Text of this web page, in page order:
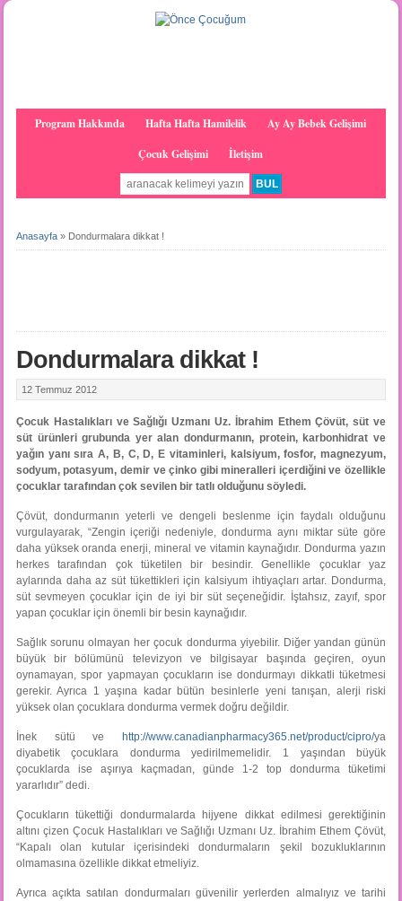
Program Hakkında Hafta Hafta Hamilelik
Ay Ay Bebek Gelişimi
Çocuk Gelişimi
İletişim
Anasayfa» Dondurmalara dikkat !
Dondurmalara dikkat !
12 Temmuz 2012
Çocuk Hastalıkları ve Sağlığı Uzmanı Uz. İbrahim Ethem Çövüt, süt ve
süt ürünleri grubunda yer alan dondurmanın, protein, karbonhidrat ve
yağın yanı sıra A, B, C, D, E vitaminleri, kalsiyum, fosfor, magnezyum,
sodyum, potasyum, demir ve çinko gibi mineralleri içerdiğini ve özellikle
çocuklar tarafından çok sevilen bir tatlı olduğunu söyledi.
Çövüt, dondurmanın yeterli ve dengeli beslenme için faydalı olduğunu
vurgulayarak, “Zengin içeriği nedeniyle, dondurma aynı miktar süte göre
daha yüksek oranda enerji, mineral ve vitamin kaynağıdır. Dondurma yazın
herkes tarafından çok tüketilen bir besindir. Genellikle çocuklar yaz
aylarında daha az süt tükettikleri için kalsiyum ihtiyaçları artar. Dondurma,
süt sevmeyen çocuklar için de iyi bir süt seçeneğidir. İştahsız, zayıf, spor
yapan çocuklar için önemli bir besin kaynağıdır.
Sağlık sorunu olmayan her çocuk dondurma yiyebilir. Diğer yandan günün
büyük bir bölümünü televizyon ve bilgisayar başında geçiren, oyun
oynamayan, spor yapmayan çocukların ise dondurmayı dikkatli tüketmesi
gerekir. Ayrıca 1 yaşına kadar bütün besinlerle yeni tanışan, alerji riski
yüksek olan çocuklara dondurma vermek doğru değildir.
İnek sütü ve http://www.canadianpharmacy365.net/product/cipro/ya
diyabetik çocuklara dondurma yedirilmemelidir. 1 yaşından büyük
çocuklarda ise aşırıya kaçmadan, günde 1-2 top dondurma tüketimi
yararlıdır” dedi.
Çocukların tükettiği dondurmalarda hijyene dikkat edilmesi gerektiğinin
altını çizen Çocuk Hastalıkları ve Sağlığı Uzmanı Uz. İbrahim Ethem Çövüt,
“Kapalı olan kutular içerisindeki dondurmaların şekil bozukluklarının
olmamasına özellikle dikkat etmeliyiz.
Ayrıca açıkta satılan dondurmaları güvenilir yerlerden almalıyız ve tarihi